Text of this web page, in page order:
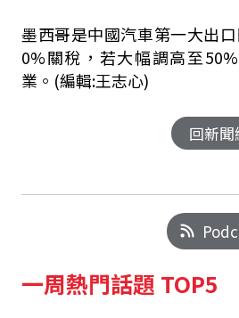
墨西哥是中國汽車第一大出
0%關稅，若大幅調高至
業。(編輯:王志心)
回新
一周熱門話題 TOP5